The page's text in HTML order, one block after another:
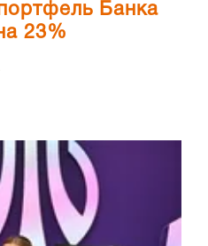
Банка
23%